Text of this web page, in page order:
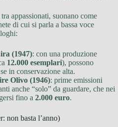
appassionati, suonano come
di cui si parla a bassa voce
(1947): con una produzione
12.000 esemplari), possono
se in conservazione alta.
Olivo (1946): prime emissioni
anche “solo” da guardare, che nei
fino a 2.000 euro.
non basta l’anno)